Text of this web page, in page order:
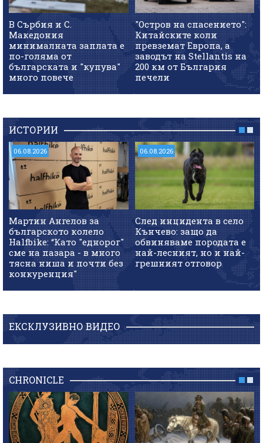
В Сърбия и С.
Македония
минималната заплата е
по-голяма от
българската и "купува"
много повече
"Остров на спасението":
Китайските коли
превземат Европа, а
заводът на Stellantis на
200 км от България
печели
ИСТОРИИ
06.08.2026
Мартин Ангелов за
българското колело
Halfbike: “Като "еднорог"
сме на пазара - в много
тясна ниша и почти без
конкуренция"
06.08.2026
След инцидента в село
Кънчево: защо да
обвиняваме породата е
най-лесният, но и най-
грешният отговор
ЕКСКЛУЗИВНО ВИДЕО
CHRONICLE